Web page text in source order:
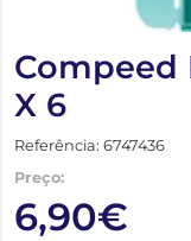
Compeed
X 6
Referência: 6747436
Preço:
6,90€